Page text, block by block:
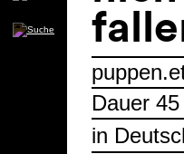
Dauer
in